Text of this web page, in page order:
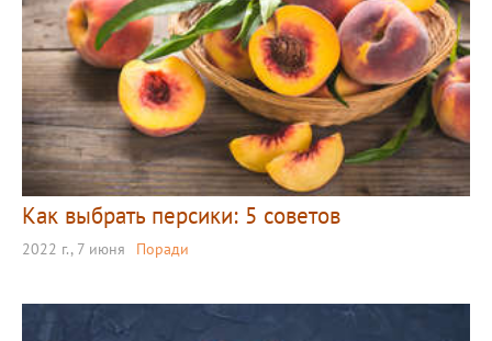
Как выбрать персики: 5 советов
2022 г., 7 июня Поради